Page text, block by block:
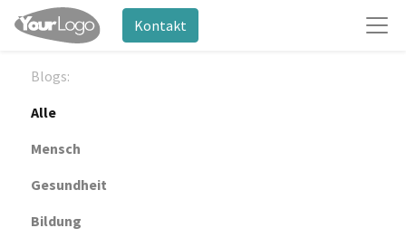
Kontakt
Blogs:
Alle
Mensch
Gesundheit
Bildung